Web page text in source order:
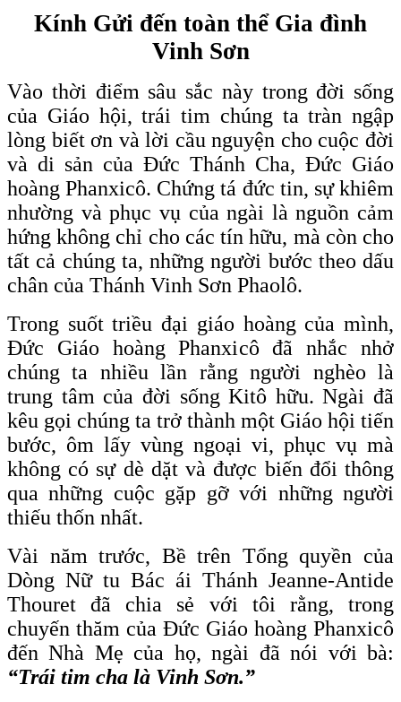
Kính Gửi đến toàn thể Gia đình
Vinh Sơn
Vào thời điểm sâu sắc này trong đời sống
của Giáo hội, trái tim chúng ta tràn ngập
lòng biết ơn và lời cầu nguyện cho cuộc đời
và di sản của Đức Thánh Cha, Đức Giáo
hoàng Phanxicô. Chứng tá đức tin, sự khiêm
nhường và phục vụ của ngài là nguồn cảm
hứng không chỉ cho các tín hữu, mà còn cho
tất cả chúng ta, những người bước theo dấu
chân của Thánh Vinh Sơn Phaolô.
Trong suốt triều đại giáo hoàng của mình,
Đức Giáo hoàng Phanxicô đã nhắc nhở
chúng ta nhiều lần rằng người nghèo là
trung tâm của đời sống Kitô hữu. Ngài đã
kêu gọi chúng ta trở thành một Giáo hội tiến
bước, ôm lấy vùng ngoại vi, phục vụ mà
không có sự dè dặt và được biến đổi thông
qua những cuộc gặp gỡ với những người
thiếu thốn nhất.
Vài năm trước, Bề trên Tổng quyền của
Dòng Nữ tu Bác ái Thánh Jeanne-Antide
Thouret đã chia sẻ với tôi rằng, trong
chuyến thăm của Đức Giáo hoàng Phanxicô
đến Nhà Mẹ của họ, ngài đã nói với bà:
“Trái tim cha là Vinh Sơn.”